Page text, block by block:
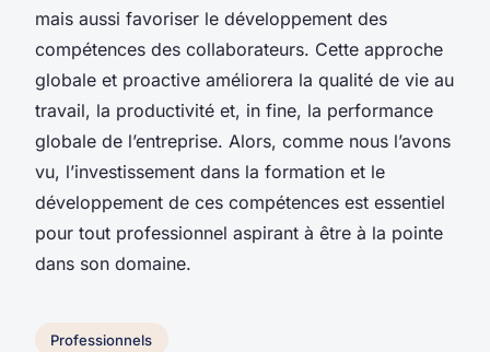
mais aussi favoriser le développement des
compétences des collaborateurs. Cette approche
globale et proactive améliorera la qualité de vie au
travail, la productivité et, in fine, la performance
globale de l’entreprise. Alors, comme nous l’avons
vu, l’investissement dans la formation et le
développement de ces compétences est essentiel
pour tout professionnel aspirant à être à la pointe
dans son domaine.
Professionnels